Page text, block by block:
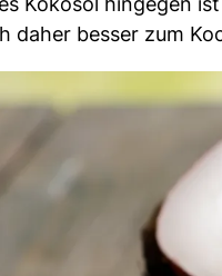
daher besser zum